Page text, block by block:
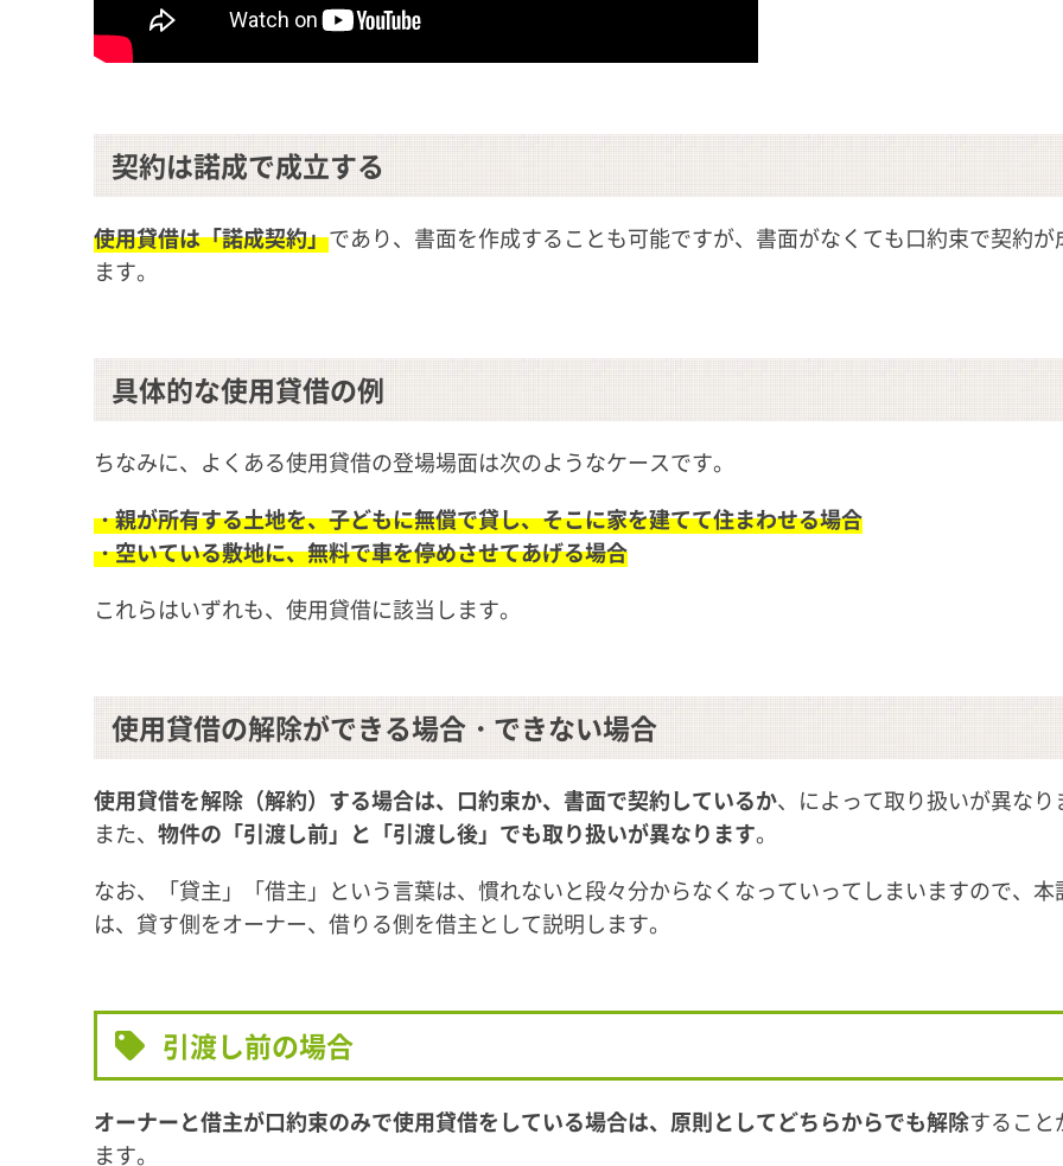
契約は諾成で成立する
使用貸借は「諾成契約」であり、書面を作成することも可能ですが、書面がなくても口約束で契約が
ます。
具体的な使用貸借の例
ちなみに、よくある使用貸借の登場場面は次のようなケースです。
・親が所有する土地を、子どもに無償で貸し、そこに家を建てて住まわせる場合
・空いている敷地に、無料で車を停めさせてあげる場合
これらはいずれも、使用貸借に該当します。
使用貸借の解除ができる場合・できない場合
使用貸借を解除（解約）する場合は、口約束か、書面で契約しているか、によって取り扱いが異なり
また、 物件の「引渡し前」と「引渡し後」でも取り扱いが異なります。
なお、「貸主」「借主」という言葉は、慣れないと段々分からなくなっていってしまいますので、本
は、貸す側をオーナー、借りる側を借主として説明します。
引渡し前の場合
オーナーと借主が口約束のみで使用貸借をしている場合は、原則としてどちらからでも解除すること
ます。